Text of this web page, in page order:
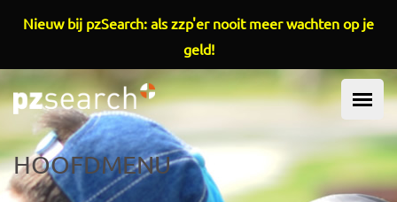
Overslaan en naar de inhoud gaan
HOOFDMENU
Nieuw bij pzSearch: als zzp'er nooit meer wachten op je
geld!